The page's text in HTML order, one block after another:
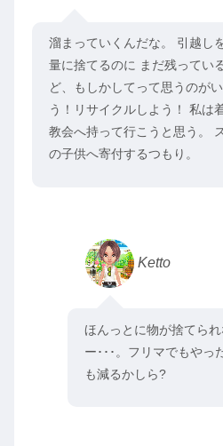
溜まっていくんだな。 引越し
量に捨てるのに まだ残ってい
ど、もしかしてって思うのが
う！リサイクルしよう！ 私は
教会へ持って行こうと思う。
の子供へ寄付するつもり。
Ketto
ほんっとに物が捨てら
ー･･･。フリマでもやっ
も減るかしら?